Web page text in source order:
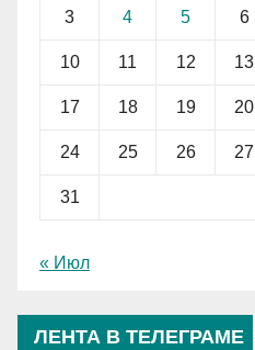
3 4 5 6
10 11 12 13
17 18 19 20
24 25 26 27
31
« Июл
ЛЕНТА В ТЕЛЕГРАМЕ